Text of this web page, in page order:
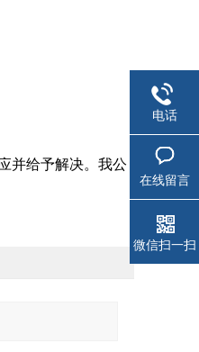
并给予解决。我公
电话
在线留言
微信扫一扫